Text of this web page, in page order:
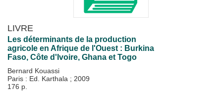
LIVRE
Les déterminants de la production
agricole en Afrique de l'Ouest : Burkina
Faso, Côte d'Ivoire, Ghana et Togo
Bernard Kouassi
Paris : Ed. Karthala ; 2009
176 p.